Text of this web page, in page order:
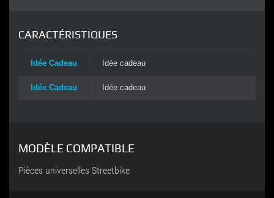
CARACTÉRISTIQUES
Idée Cadeau Idée cadeau
Idée Cadeau Idée cadeau
MODÈLE COMPATIBLE
Pièces universelles Streetbike